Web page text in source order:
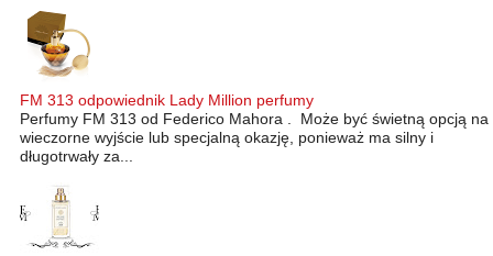
FM 313 odpowiednik Lady Million perfumy
Perfumy FM 313 od Federico Mahora . Może być świetną opcją na
wieczorne wyjście lub specjalną okazję, ponieważ ma silny i
długotrwały za...